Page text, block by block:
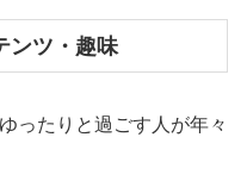
ンツ・趣味
ったりと過ごす人が年々